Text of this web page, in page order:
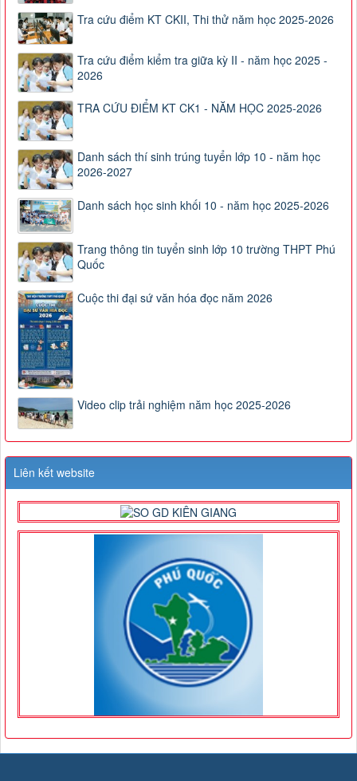
Tra cứu điểm KT CKII, Thi thử năm học 2025-2026
Tra cứu điểm kiểm tra giữa kỳ II - năm học 2025 -
2026
TRA CỨU ĐIỂM KT CK1 - NĂM HỌC 2025-2026
Danh sách thí sinh trúng tuyển lớp 10 - năm học
2026-2027
Danh sách học sinh khối 10 - năm học 2025-2026
Trang thông tin tuyển sinh lớp 10 trường THPT Phú
Quốc
Cuộc thi đại sứ văn hóa đọc năm 2026
Video clip trải nghiệm năm học 2025-2026
Liên kết website